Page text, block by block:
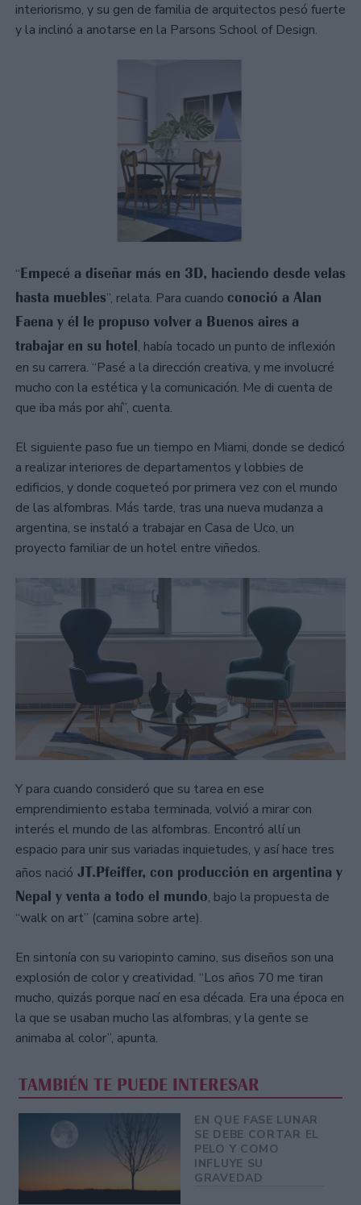
interiorismo, y su gen de familia de arquitectos pesó fuerte
y la inclinó a anotarse en la Parsons School of Design.
“Empecé a diseñar más en 3D, haciendo desde velas
hasta muebles”, relata. Para cuando conoció a Alan
Faena y él le propuso volver a Buenos aires a
trabajar en su hotel, había tocado un punto de inflexión
en su carrera. “Pasé a la dirección creativa, y me involucré
mucho con la estética y la comunicación. Me di cuenta de
que iba más por ahí”, cuenta.
El siguiente paso fue un tiempo en Miami, donde se dedicó
a realizar interiores de departamentos y lobbies de
edificios, y donde coqueteó por primera vez con el mundo
de las alfombras. Más tarde, tras una nueva mudanza a
argentina, se instaló a trabajar en Casa de Uco, un
proyecto familiar de un hotel entre viñedos.
Y para cuando consideró que su tarea en ese
emprendimiento estaba terminada, volvió a mirar con
interés el mundo de las alfombras. Encontró allí un
espacio para unir sus variadas inquietudes, y así hace tres
años nació JT.Pfeiffer, con producción en argentina y
Nepal y venta a todo el mundo, bajo la propuesta de
“walk on art” (camina sobre arte).
En sintonía con su variopinto camino, sus diseños son una
explosión de color y creatividad. “Los años 70 me tiran
mucho, quizás porque nací en esa década. Era una época en
la que se usaban mucho las alfombras, y la gente se
animaba al color”, apunta.
TAMBIÉN TE PUEDE INTERESAR
EN QUE FASE LUNAR
SE DEBE CORTAR EL
PELO Y COMO
INFLUYE SU
GRAVEDAD